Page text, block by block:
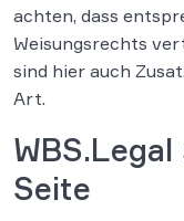
achten, dass
Weisungsrechts
sind hier auch
Art.
Seite